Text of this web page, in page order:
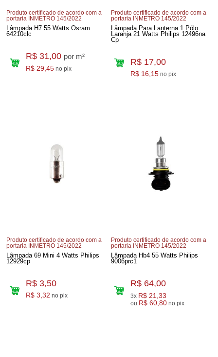
Produto certificado de acordo com a
portaria INMETRO 145/2022
Lâmpada H7 55 Watts Osram
64210clc
R$ 31,00 por m²
R$ 29,45 no pix
Produto certificado de acordo com a
portaria INMETRO 145/2022
Lâmpada Para Lanterna 1 Pólo
Laranja 21 Watts Philips 12496na
Cp
R$ 17,00
R$ 16,15 no pix
Produto certificado de acordo com a
portaria INMETRO 145/2022
Lâmpada 69 Mini 4 Watts Philips
12929cp
R$ 3,50
R$ 3,32 no pix
Produto certificado de acordo com a
portaria INMETRO 145/2022
Lâmpada Hb4 55 Watts Philips
9006prc1
R$ 64,00
3x R$ 21,33
ou R$ 60,80 no pix